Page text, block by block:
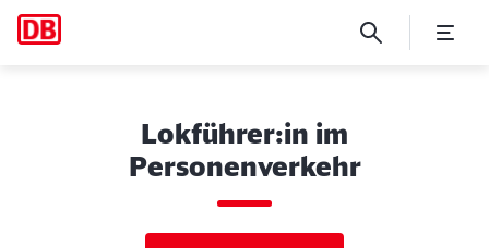
Lokführer:in im
Personenverkehr